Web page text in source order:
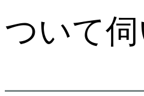
ついて伺